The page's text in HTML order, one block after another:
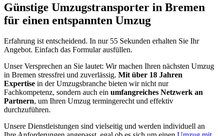
Günstige Umzugstransporter in Bremen
für einen entspannten Umzug
Erfahrung ist entscheidend. In nur 55 Sekunden erhalten Sie Ihr
Angebot. Einfach das Formular ausfüllen.
Unser Versprechen an Sie lautet: Wir machen Ihren nächsten Umzug
in Bremen stressfrei und zuverlässig. Mit über 18 Jahren
Expertise in der Umzugsbranche bieten wir nicht nur
Fachkompetenz, sondern auch ein umfangreiches Netzwerk an
Partnern, um Ihren Umzug termingerecht und effektiv
durchzuführen.
Unsere Dienstleistungen sind vielseitig und werden individuell an